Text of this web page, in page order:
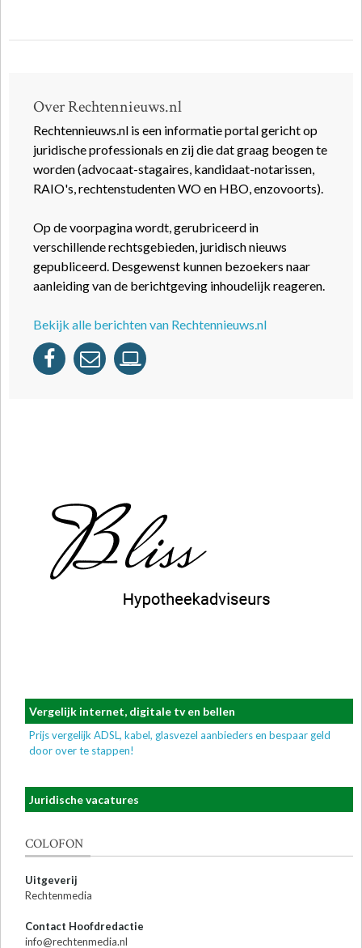
Over Rechtennieuws.nl
Rechtennieuws.nl is een informatie portal gericht op
juridische professionals en zij die dat graag beogen te
worden (advocaat-stagaires, kandidaat-notarissen,
RAIO's, rechtenstudenten WO en HBO, enzovoorts).
Op de voorpagina wordt, gerubriceerd in
verschillende rechtsgebieden, juridisch nieuws
gepubliceerd. Desgewenst kunnen bezoekers naar
aanleiding van de berichtgeving inhoudelijk reageren.
Bekijk alle berichten van Rechtennieuws.nl
Vergelijk internet, digitale tv en bellen
Prijs vergelijk ADSL, kabel, glasvezel aanbieders en bespaar geld
door over te stappen!
Juridische vacatures
COLOFON
Uitgeverij
Rechtenmedia
Contact Hoofdredactie
info@rechtenmedia.nl